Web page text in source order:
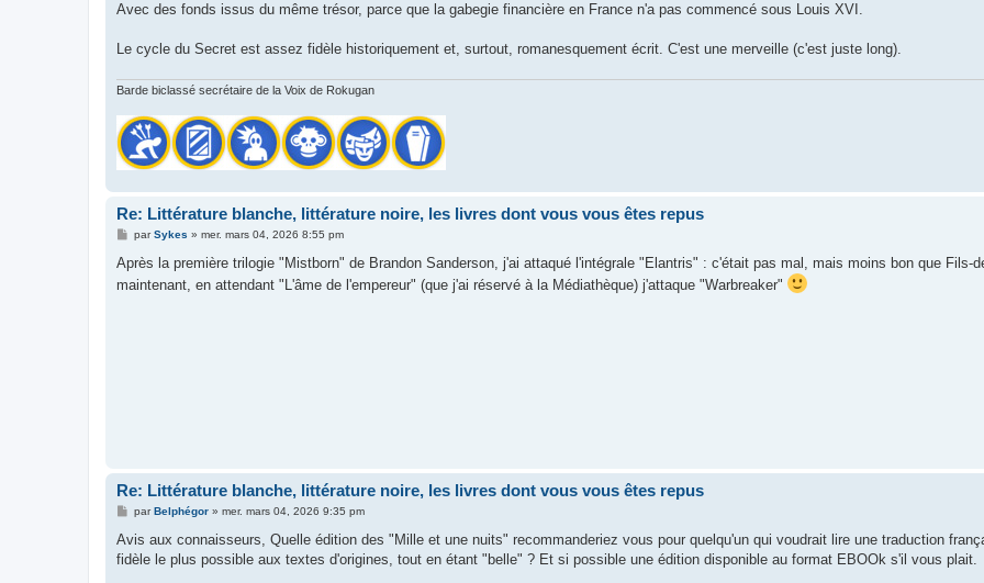
Avec des fonds issus du même trésor, parce que la gabegie financière en France n'a pas commencé sous Louis XVI.
Le cycle du Secret est assez fidèle historiquement et, surtout, romanesquement écrit. C'est une merveille (c'est juste long).
Barde biclassé secrétaire de la Voix de Rokugan
Re: Littérature blanche, littérature noire, les livres dont vous vous êtes repus
M
s
a
parSykes » mer. mars 04, 2026 8:55 pm
Après la première trilogie "Mistborn" de Brandon Sanderson, j'ai attaqué l'intégrale "Elantris" : c'était pas mal, mais moins bon que Fils-
maintenant, en attendant "L'âme de l'empereur" (que j'ai réservé à la Médiathèque) j'attaque "Warbreaker"
Re: Littérature blanche, littérature noire, les livres dont vous vous êtes repus
M
s
a
parBelphégor» mer. mars 04, 2026 9:35 pm
Avis aux connaisseurs, Quelle édition des "Mille et une nuits" recommanderiez vous pour quelqu'un qui voudrait lire une traduction
fidèle le plus possible aux textes d'origines, tout en étant "belle" ? Et si possible une édition disponible au format EBOOk s'il vous plait.